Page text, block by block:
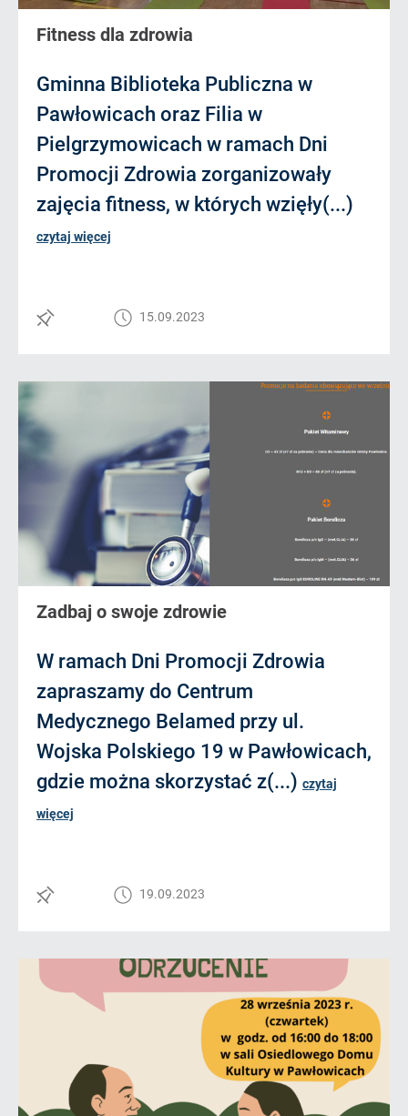
Fitness dla zdrowia
Gminna Biblioteka Publiczna w
Pawłowicach oraz Filia w
Pielgrzymowicach w ramach Dni
Promocji Zdrowia zorganizowały
zajęcia fitness, w których wzięły(...)
czytaj więcej
15.09.2023
Zadbaj o swoje zdrowie
W ramach Dni Promocji Zdrowia
zapraszamy do Centrum
Medycznego Belamed przy ul.
Wojska Polskiego 19 w Pawłowicach,
gdzie można skorzystać z(...) czytaj
więcej
19.09.2023